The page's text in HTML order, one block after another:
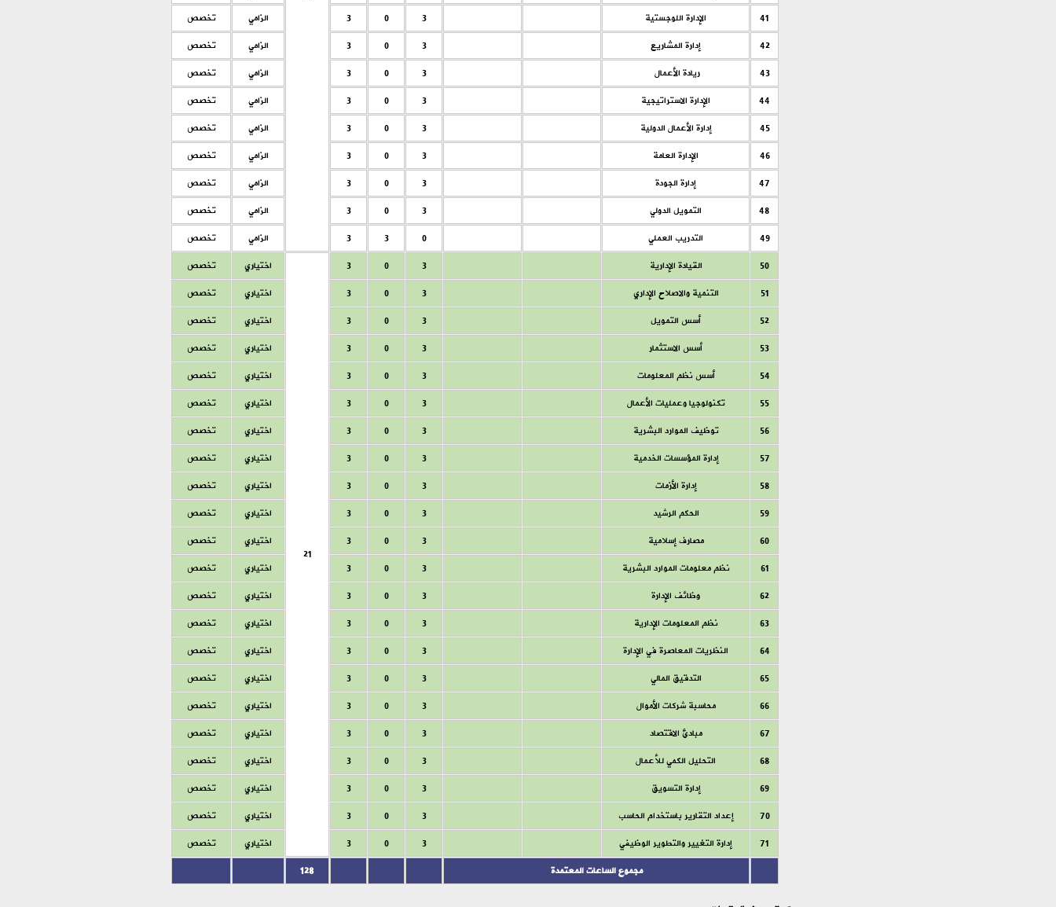
41
الإدارة اللوجستية 3
0
3 الزامي
تخصص
42
إدارة المشاريع 3
0
3 الزامي
تخصص
43
ريادة الأعمال 3
0
3 الزامي
تخصص
44
الإدارة الاستراتيجية 3
0
3 الزامي
تخصص
45
إدارة الأعمال الدولية 3
0
3 الزامي
تخصص
46
الإدارة العامة 3
0
3 الزامي
تخصص
47
إدارة الجودة 3
0
3 الزامي
تخصص
48
التمويل الدولي 3
0
3 الزامي
تخصص
49
التدريب العملي 0
3
3 الزامي
تخصص
50
القيادة الإدارية 3
0
3
21
اختياري
تخصص
51
التنمية والاصلاح الإداري 3
0
3 اختياري
تخصص
52
أسس التمويل 3
0
3 اختياري
تخصص
53
أسس الاستثمار 3
0
3 اختياري
تخصص
54
أسس نظم المعلومات 3
0
3 اختياري
تخصص
55
تكنولوجيا وعمليات الأعمال 3
0
3 اختياري
تخصص
56
توظيف الموارد البشرية 3
0
3 اختياري
تخصص
57
إدارة المؤسسات الخدمية 3
0
3 اختياري
تخصص
58
إدارة الأزمات 3
0
3 اختياري
تخصص
59
الحكم الرشيد 3
0
3 اختياري
تخصص
60
مصارف إسلامية 3
0
3 اختياري
تخصص
61
نظم معلومات الموارد البشرية 3
0
3 اختياري
تخصص
62
وظائف الإدارة 3
0
3 اختياري
تخصص
63
نظم المعلومات الإدارية 3
0
3 اختياري
تخصص
64
النظريات المعاصرة في الإدارة 3
0
3 اختياري
تخصص
65
التدقيق المالي 3
0
3 اختياري
تخصص
66
محاسبة شركات الأموال 3
0
3 اختياري
تخصص
67
مبادئ الاقتصاد 3
0
3 اختياري
تخصص
68
التحليل الكمي للأعمال 3
0
3 اختياري
تخصص
69
إدارة التسويق 3
0
3 اختياري
تخصص
70
إعداد التقارير باستخدام الحاسب 3
0
3 اختياري
تخصص
71
إدارة التغيير والتطوير الوظيفي 3
0
3 اختياري
تخصص
مجموع الساعات المعتمدة
128